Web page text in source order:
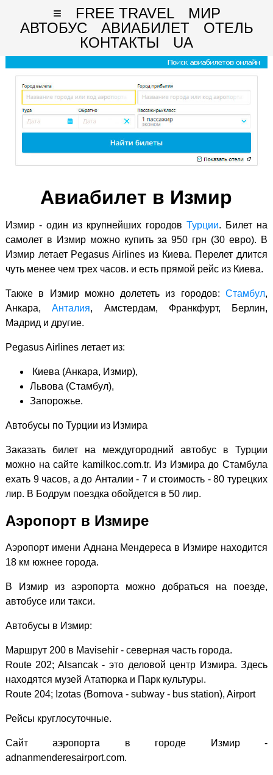
≡ FREE TRAVEL
МИР
АВТОБУС
АВИАБИЛЕТ
ОТЕЛЬ
КОНТАКТЫ
UA
Авиабилет в Измир
Измир - один из крупнейших городовТурции. Билет на
самолет в Измир можно купить за 950 грн (30 евро). В
Измир летает Pegasus Airlines из Киева. Перелет длится
чуть менее чем трех часов. и есть прямой рейс из Киева.
Также в Измир можно долететь из городов:Стамбул,
Анкара,Анталия, Амстердам, Франкфурт, Берлин,
Мадрид и другие.
Pegasus Airlines летает из:
Киева (Анкара, Измир),
Львова (Стамбул),
Запорожье.
Автобусы по Турции из Измира
Заказать билет на междугородний автобус в Турции
можно на сайте kamilkoc.com.tr. Из Измира до Стамбула
ехать 9 часов, а до Анталии - 7 и стоимость - 80 турецких
лир. В Бодрум поездка обойдется в 50 лир.
Аэропорт в Измире
Аэропорт имени Аднана Мендереса в Измире находится
18 км южнее города.
В Измир из аэропорта можно добраться на поезде,
автобусе или такси.
Автобусы в Измир:
Маршрут 200 в Mavisehir - северная часть города.
Route 202; Alsancak - это деловой центр Измира. Здесь
находятся музей Ататюрка и Парк культуры.
Route 204; Izotas (Bornova - subway - bus station), Airport
Рейсы круглосуточные.
Сайт аэропорта в городе Измир -
adnanmenderesairport.com.